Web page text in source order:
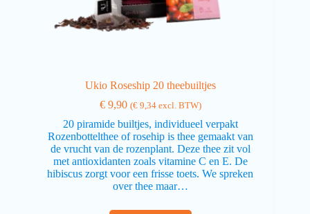
Ukio Roseship 20 theebuiltjes
€9,90 (€9,34excl. BTW)
20 piramide builtjes, individueel verpakt
Rozenbottelthee of rosehip is thee gemaakt van
de vrucht van de rozenplant. Deze thee zit vol
met antioxidanten zoals vitamine C en E. De
hibiscus zorgt voor een frisse toets. We spreken
over thee maar…